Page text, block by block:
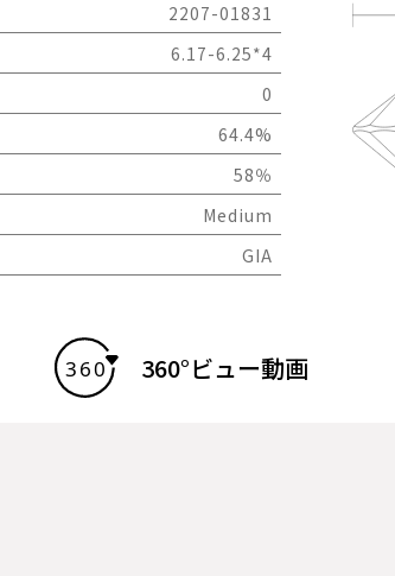
2207-01831
6.17-6.25*4
0
64.4%
58％
Medium
GIA
360°ビュー動画